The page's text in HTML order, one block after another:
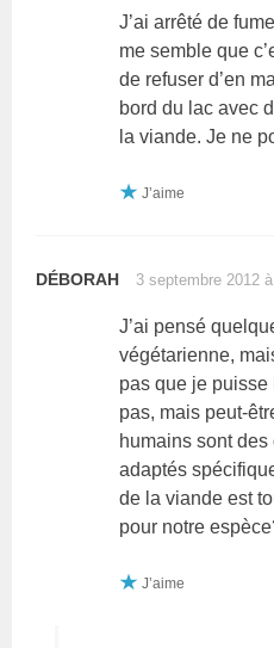
J’ai arrêté de
me semble que
de refuser d’en
bord du lac avec
la viande. Je ne
J’aime
DÉBORAH 3 septembre 2012
J’ai pensé
végétarienne,
pas que je puisse
pas, mais peut-
humains sont
adaptés
de la viande est
pour notre
J’aime